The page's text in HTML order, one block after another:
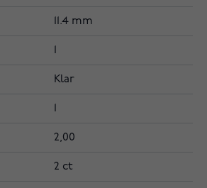
11.4 mm
1
Klar
1
2,00
2 ct